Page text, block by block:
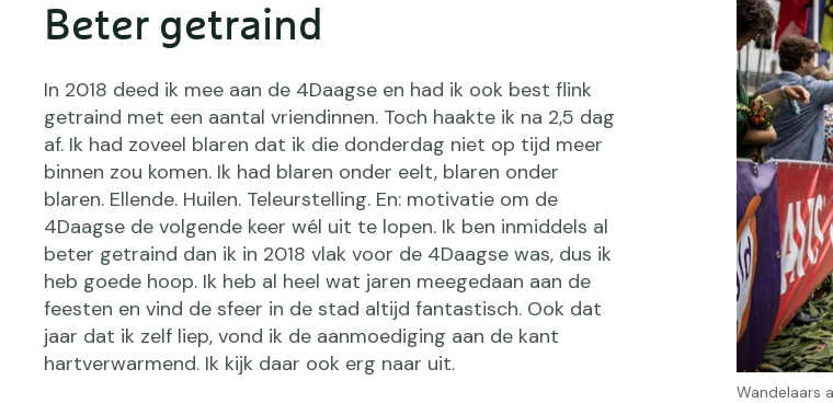
Beter getraind
In 2018 deed ik mee aan de 4Daagse en had ik ook best flink
getraind met een aantal vriendinnen. Toch haakte ik na 2,5 dag
af. Ik had zoveel blaren dat ik die donderdag niet op tijd meer
binnen zou komen. Ik had blaren onder eelt, blaren onder
blaren. Ellende. Huilen. Teleurstelling. En: motivatie om de
4Daagse de volgende keer wél uit te lopen. Ik ben inmiddels al
beter getraind dan ik in 2018 vlak voor de 4Daagse was, dus ik
heb goede hoop. Ik heb al heel wat jaren meegedaan aan de
feesten en vind de sfeer in de stad altijd fantastisch. Ook dat
jaar dat ik zelf liep, vond ik de aanmoediging aan de kant
hartverwarmend. Ik kijk daar ook erg naar uit.
Wandelaars